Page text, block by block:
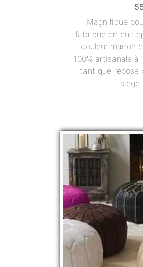
Magnifique
fabriqué en cuir
couleur marron
100% artisanale à
tant que repose
siège